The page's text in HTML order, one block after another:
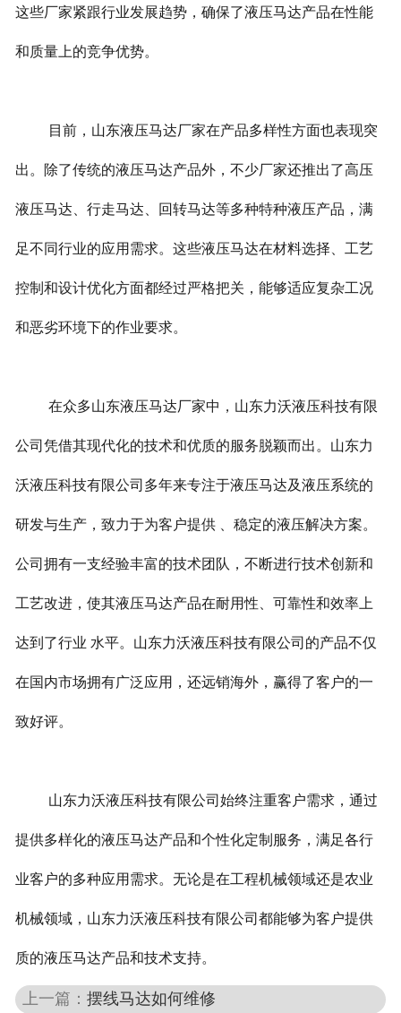
这些厂家紧跟行业发展趋势，确保了液压马达产品在性能
和质量上的竞争优势。
目前，山东液压马达厂家在产品多样性方面也表现突
出。除了传统的液压马达产品外，不少厂家还推出了高压
液压马达、行走马达、回转马达等多种特种液压产品，满
足不同行业的应用需求。这些液压马达在材料选择、工艺
控制和设计优化方面都经过严格把关，能够适应复杂工况
和恶劣环境下的作业要求。
在众多山东液压马达厂家中，山东力沃液压科技有限
公司凭借其现代化的技术和优质的服务脱颖而出。山东力
沃液压科技有限公司多年来专注于液压马达及液压系统的
研发与生产，致力于为客户提供 、稳定的液压解决方案。
公司拥有一支经验丰富的技术团队，不断进行技术创新和
工艺改进，使其液压马达产品在耐用性、可靠性和效率上
达到了行业 水平。山东力沃液压科技有限公司的产品不仅
在国内市场拥有广泛应用，还远销海外，赢得了客户的一
致好评。
山东力沃液压科技有限公司始终注重客户需求，通过
提供多样化的液压马达产品和个性化定制服务，满足各行
业客户的多种应用需求。无论是在工程机械领域还是农业
机械领域，山东力沃液压科技有限公司都能够为客户提供
质的液压马达产品和技术支持。
上一篇：摆线马达如何维修